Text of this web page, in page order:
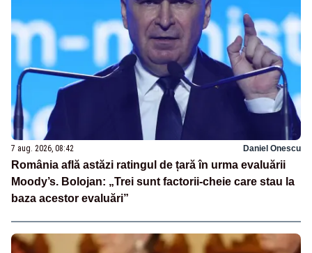
7 aug. 2026, 08:42 Daniel Onescu
România află astăzi ratingul de țară în urma evaluării
Moody’s. Bolojan: „Trei sunt factorii-cheie care stau la
baza acestor evaluări”